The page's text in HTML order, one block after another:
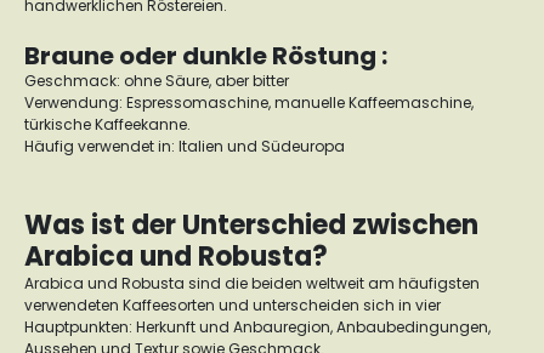
handwerklichen Röstereien.
Braune oder dunkle Röstung :
Geschmack: ohne Säure, aber bitter
Verwendung: Espressomaschine, manuelle Kaffeemaschine,
türkische Kaffeekanne.
Häufig verwendet in: Italien und Südeuropa
Was ist der Unterschied zwischen
Arabica und Robusta?
Arabica und Robusta sind die beiden weltweit am häufigsten
verwendeten Kaffeesorten und unterscheiden sich in vier
Hauptpunkten: Herkunft und Anbauregion, Anbaubedingungen,
Aussehen und Textur sowie Geschmack.